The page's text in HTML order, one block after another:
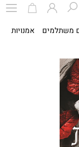
משתלמים אמנויות